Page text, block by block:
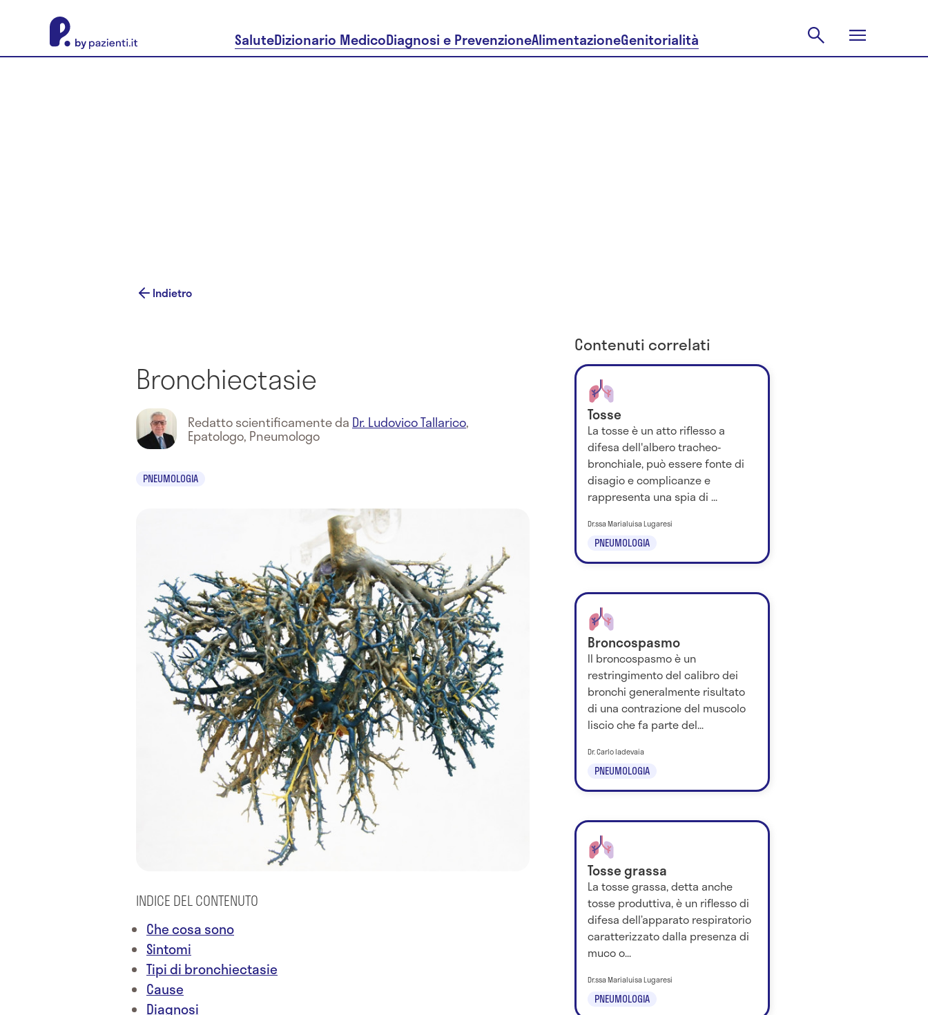
SaluteDizionario MedicoDiagnosi e PrevenzioneAlimentazioneGenitorialità
Indietro
Bronchiectasie
Redatto scientificamente da Dr. Ludovico Tallarico,
Epatologo, Pneumologo
PNEUMOLOGIA
INDICE DEL CONTENUTO
Che cosa sono
Sintomi
Tipi di bronchiectasie
Cause
Diagnosi
Contenuti correlati
Tosse
La tosse è un atto riflesso a
difesa dell'albero tracheo-
bronchiale, può essere fonte di
disagio e complicanze e
rappresenta una spia di ...
PNEUMOLOGIA
Dr.ssa Marialuisa Lugaresi
Broncospasmo
Il broncospasmo è un
restringimento del calibro dei
bronchi generalmente risultato
di una contrazione del muscolo
liscio che fa parte del...
PNEUMOLOGIA
Dr. Carlo Iadevaia
Tosse grassa
La tosse grassa, detta anche
tosse produttiva, è un riflesso di
difesa dell’apparato respiratorio
caratterizzato dalla presenza di
muco o...
PNEUMOLOGIA
Dr.ssa Marialuisa Lugaresi